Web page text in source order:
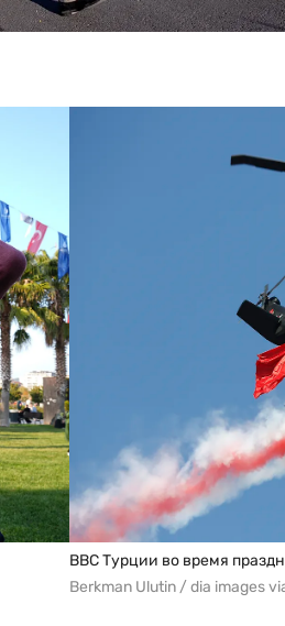
ВВС Турции во время
Berkman Ulutin / dia images